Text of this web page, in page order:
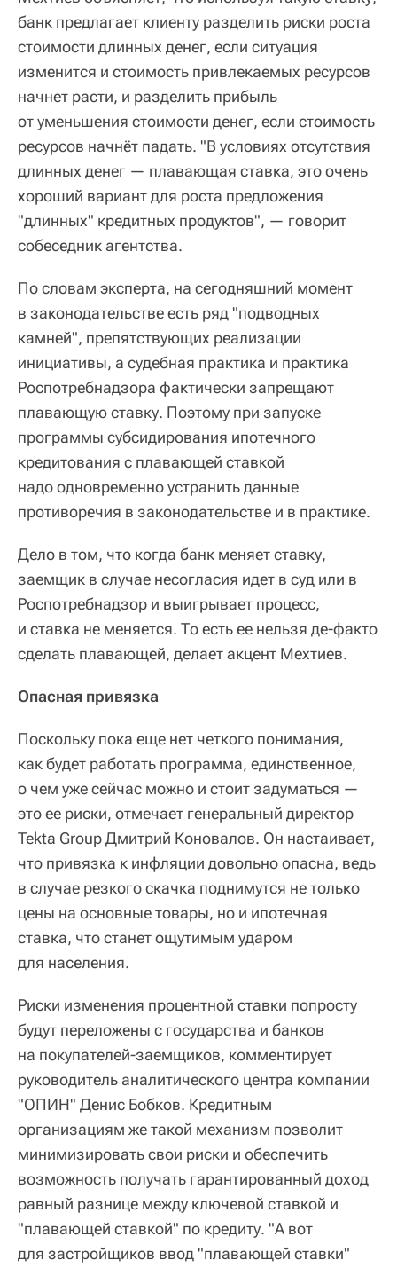
банк предлагает клиенту разделить риски роста
стоимости длинных денег, если ситуация
изменится и стоимость привлекаемых ресурсов
начнет расти, и разделить прибыль
от уменьшения стоимости денег, если стоимость
ресурсов начнёт падать. "В условиях отсутствия
длинных денег — плавающая ставка, это очень
хороший вариант для роста предложения
"длинных" кредитных продуктов", — говорит
собеседник агентства.
По словам эксперта, на сегодняшний момент
в законодательстве есть ряд "подводных
камней", препятствующих реализации
инициативы, а судебная практика и практика
Роспотребнадзора фактически запрещают
плавающую ставку. Поэтому при запуске
программы субсидирования ипотечного
кредитования с плавающей ставкой
надо одновременно устранить данные
противоречия в законодательстве и в практике.
Дело в том, что когда банк меняет ставку,
заемщик в случае несогласия идет в суд или в
Роспотребнадзор и выигрывает процесс,
и ставка не меняется. То есть ее нельзя де-факто
сделать плавающей, делает акцент Мехтиев.
Опасная привязка
Поскольку пока еще нет четкого понимания,
как будет работать программа, единственное,
о чем уже сейчас можно и стоит задуматься —
это ее риски, отмечает генеральный директор
Tekta Group Дмитрий Коновалов. Он настаивает,
что привязка к инфляции довольно опасна, ведь
в случае резкого скачка поднимутся не только
цены на основные товары, но и ипотечная
ставка, что станет ощутимым ударом
для населения.
Риски изменения процентной ставки попросту
будут переложены с государства и банков
на покупателей-заемщиков, комментирует
руководитель аналитического центра компании
"ОПИН" Денис Бобков. Кредитным
организациям же такой механизм позволит
минимизировать свои риски и обеспечить
возможность получать гарантированный доход
равный разнице между ключевой ставкой и
"плавающей ставкой" по кредиту. "А вот
для застройщиков ввод "плавающей ставки"